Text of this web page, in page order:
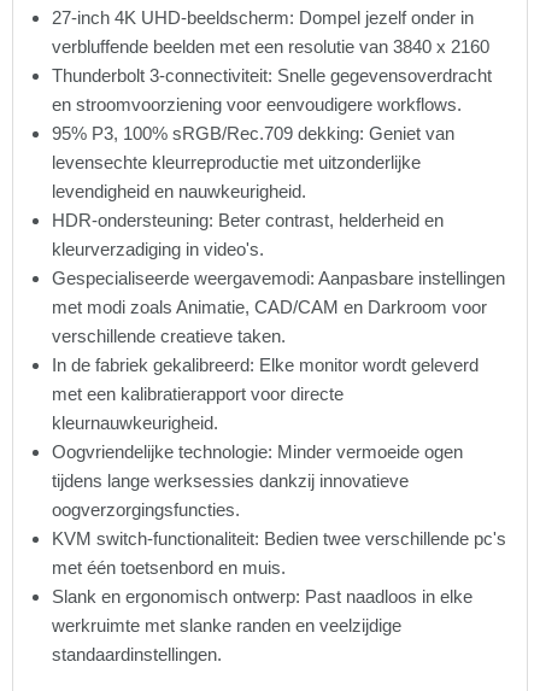
27-inch 4K UHD-beeldscherm: Dompel jezelf onder in
verbluffende beelden met een resolutie van 3840 x 2160
Thunderbolt 3-connectiviteit: Snelle gegevensoverdracht
en stroomvoorziening voor eenvoudigere workflows.
95% P3, 100% sRGB/Rec.709 dekking: Geniet van
levensechte kleurreproductie met uitzonderlijke
levendigheid en nauwkeurigheid.
HDR-ondersteuning: Beter contrast, helderheid en
kleurverzadiging in video's.
Gespecialiseerde weergavemodi: Aanpasbare instellingen
met modi zoals Animatie, CAD/CAM en Darkroom voor
verschillende creatieve taken.
In de fabriek gekalibreerd: Elke monitor wordt geleverd
met een kalibratierapport voor directe
kleurnauwkeurigheid.
Oogvriendelijke technologie: Minder vermoeide ogen
tijdens lange werksessies dankzij innovatieve
oogverzorgingsfuncties.
KVM switch-functionaliteit: Bedien twee verschillende pc's
met één toetsenbord en muis.
Slank en ergonomisch ontwerp: Past naadloos in elke
werkruimte met slanke randen en veelzijdige
standaardinstellingen.